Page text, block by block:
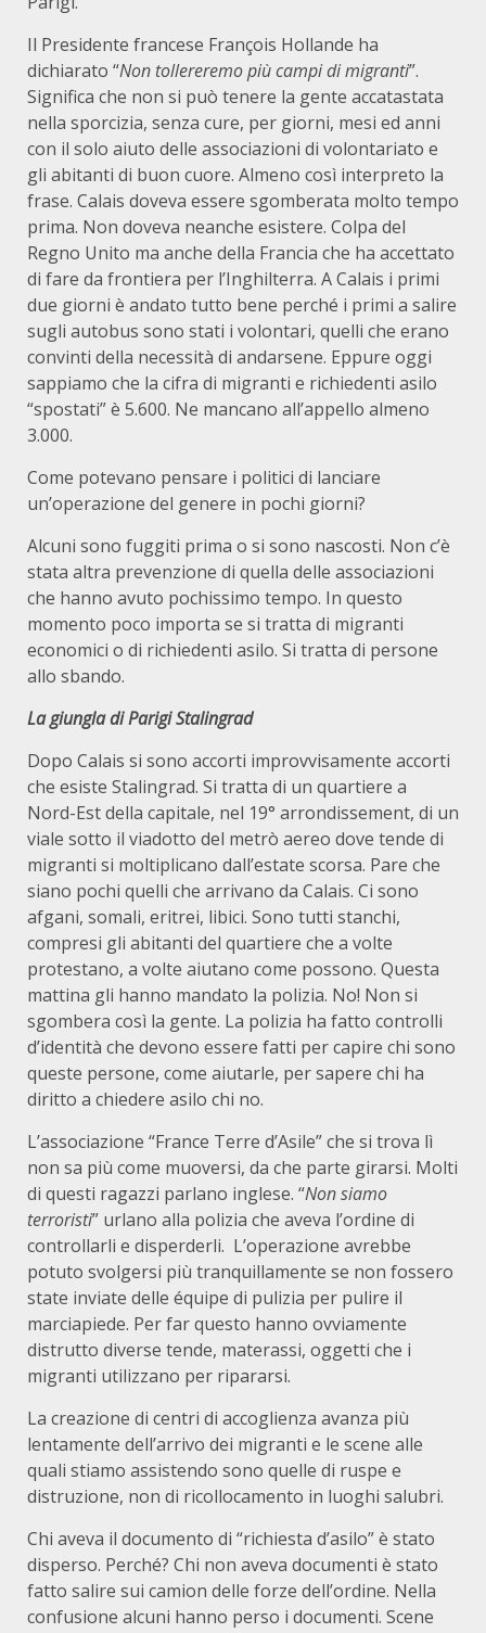
Il Presidente francese François Hollande ha
dichiarato “Non tollereremo più campi di migranti”.
Significa che non si può tenere la gente accatastata
nella sporcizia, senza cure, per giorni, mesi ed anni
con il solo aiuto delle associazioni di volontariato e
gli abitanti di buon cuore. Almeno così interpreto la
frase. Calais doveva essere sgomberata molto tempo
prima. Non doveva neanche esistere. Colpa del
Regno Unito ma anche della Francia che ha accettato
di fare da frontiera per l’Inghilterra. A Calais i primi
due giorni è andato tutto bene perché i primi a salire
sugli autobus sono stati i volontari, quelli che erano
convinti della necessità di andarsene. Eppure oggi
sappiamo che la cifra di migranti e richiedenti asilo
“spostati” è 5.600. Ne mancano all’appello almeno
3.000.
Come potevano pensare i politici di lanciare
un’operazione del genere in pochi giorni?
Alcuni sono fuggiti prima o si sono nascosti. Non c’è
stata altra prevenzione di quella delle associazioni
che hanno avuto pochissimo tempo. In questo
momento poco importa se si tratta di migranti
economici o di richiedenti asilo. Si tratta di persone
allo sbando.
La giungla di Parigi Stalingrad
Dopo Calais si sono accorti improvvisamente accorti
che esiste Stalingrad. Si tratta di un quartiere a
Nord-Est della capitale, nel 19° arrondissement, di un
viale sotto il viadotto del metrò aereo dove tende di
migranti si moltiplicano dall’estate scorsa. Pare che
siano pochi quelli che arrivano da Calais. Ci sono
afgani, somali, eritrei, libici. Sono tutti stanchi,
compresi gli abitanti del quartiere che a volte
protestano, a volte aiutano come possono. Questa
mattina gli hanno mandato la polizia. No! Non si
sgombera così la gente. La polizia ha fatto controlli
d’identità che devono essere fatti per capire chi sono
queste persone, come aiutarle, per sapere chi ha
diritto a chiedere asilo chi no.
L’associazione “France Terre d’Asile” che si trova lì
non sa più come muoversi, da che parte girarsi. Molti
di questi ragazzi parlano inglese. “Non siamo
terroristi” urlano alla polizia che aveva l’ordine di
controllarli e disperderli. L’operazione avrebbe
potuto svolgersi più tranquillamente se non fossero
state inviate delle équipe di pulizia per pulire il
marciapiede. Per far questo hanno ovviamente
distrutto diverse tende, materassi, oggetti che i
migranti utilizzano per ripararsi.
La creazione di centri di accoglienza avanza più
lentamente dell’arrivo dei migranti e le scene alle
quali stiamo assistendo sono quelle di ruspe e
distruzione, non di ricollocamento in luoghi salubri.
Chi aveva il documento di “richiesta d’asilo” è stato
disperso. Perché? Chi non aveva documenti è stato
fatto salire sui camion delle forze dell’ordine. Nella
confusione alcuni hanno perso i documenti. Scene